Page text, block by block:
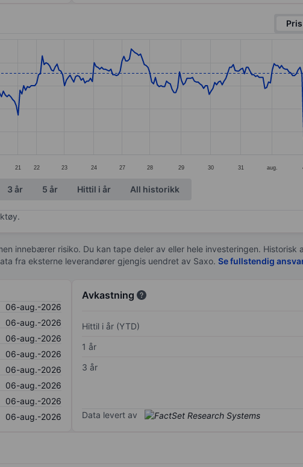
Pris
161 to 183.
21 22 23 24 27 28 29 30 31 aug.
3 år 5 år Hittil i år All historikk
innebærer risiko. Du kan tape deler av eller hele investeringen. Historisk
fra eksterne leverandører gjengis uendret av Saxo. Se fullstendig
06-aug.-2026
06-aug.-2026
06-aug.-2026
06-aug.-2026
06-aug.-2026
06-aug.-2026
06-aug.-2026
06-aug.-2026
Avkastning
Hittil i år (YTD)
1 år
3 år
Data levert av